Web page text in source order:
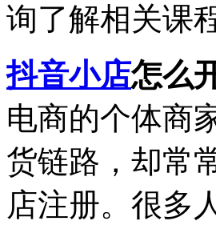
询了解相关课
抖音小店怎么
电商的个体商
货链路，却常
店注册。很多